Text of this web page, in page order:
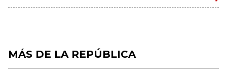
MÁS DE LA REPÚBLICA